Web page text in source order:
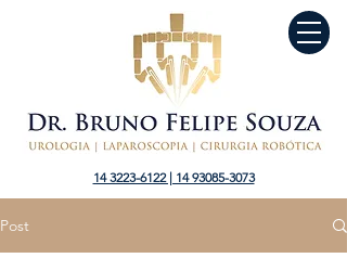
14 3223-6122 | 14 93085-3073
Post